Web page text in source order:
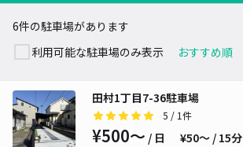
6件の駐車場があります
利用可能な駐車場のみ表示
田村1丁目7-36駐車場
5 / 1件
¥500〜 / 日 ¥50〜 / 15分